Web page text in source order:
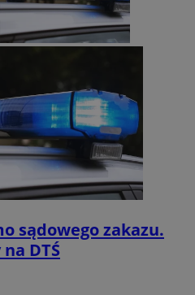
sądowego zakazu.
DTŚ